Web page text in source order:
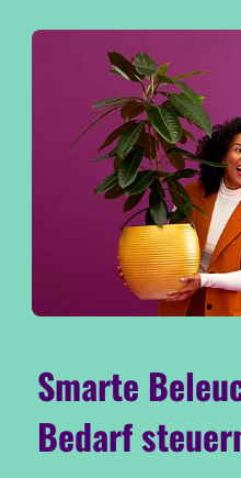
Smarte
Bedarf